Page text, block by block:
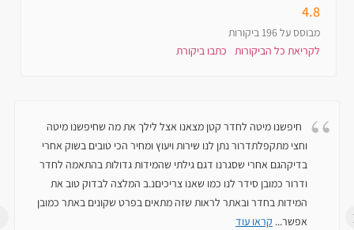
4.8
מבוסס על196 ביקורות
לקריאת כל הביקורות
כתבו ביקורת
חיפשנו מיטה לחדר קטן מצאנו אצל לילך את מה שחיפשנו מיטה
וחצי מתקפלתדרור נתן לנו שירות ויעוץ ומחיר הכי טובים בשוק אחרי
בדיקהגם אחרי שסגרנו דגם גילתי שהמידות גדולות בהתאמה לחדר
ודרור כמובן סידר לנו כמו שאנו צריכיםנ.ב המלצה לבדוק טוב את
המידות בחדר ובאתר לראות שזה מתאים בפרט שקונים באתר כמובן
אפשר... קראו עוד